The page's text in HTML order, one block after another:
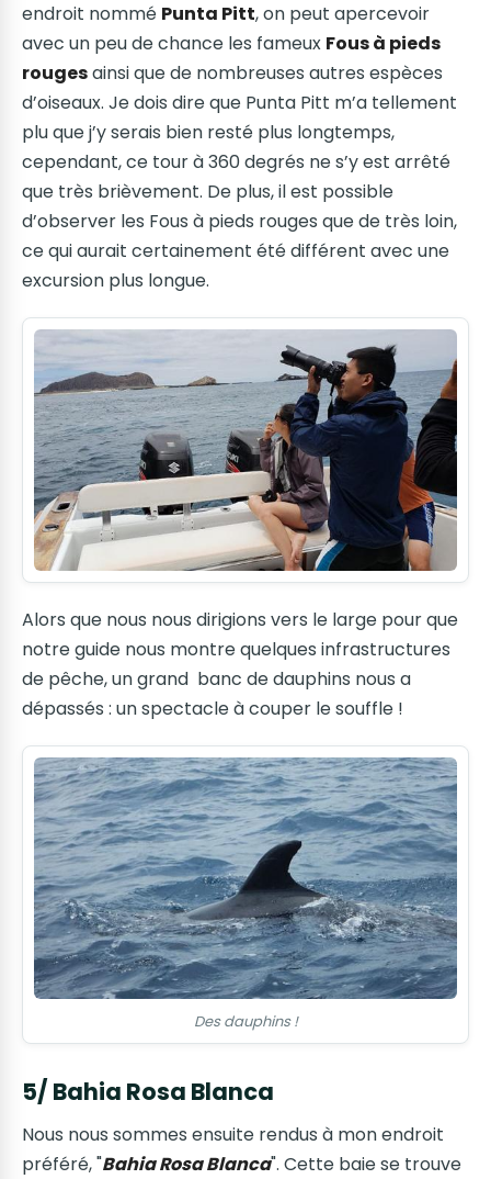
endroit nommé Punta Pitt, on peut apercevoir
avec un peu de chance les fameux Fous à pieds
rougesainsi que de nombreuses autres espèces
d’oiseaux. Je dois dire que Punta Pitt m’a tellement
plu que j’y serais bien resté plus longtemps,
cependant, ce tour à 360 degrés ne s’y est arrêté
que très brièvement. De plus, il est possible
d’observer les Fous à pieds rouges que de très loin,
ce qui aurait certainement été différent avec une
excursion plus longue.
Alors que nous nous dirigions vers le large pour que
notre guide nous montre quelques infrastructures
de pêche, un grand banc de dauphins nous a
dépassés : un spectacle à couper le souffle !
Des dauphins !
5/ Bahia Rosa Blanca
Nous nous sommes ensuite rendus à mon endroit
préféré, "Bahia Rosa Blanca". Cette baie se trouve